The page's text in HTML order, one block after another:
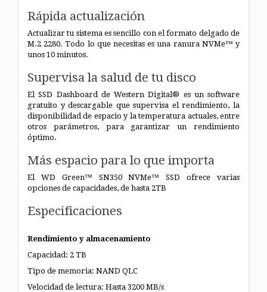
Rápida actualización
Actualizar tu sistema es sencillo con el formato delgado de
M.2 2280. Todo lo que necesitas es una ranura NVMe™ y
unos 10 minutos.
Supervisa la salud de tu disco
El SSD Dashboard de Western Digital® es un software
gratuito y descargable que supervisa el rendimiento, la
disponibilidad de espacio y la temperatura actuales, entre
otros parámetros, para garantizar un rendimiento
óptimo.
Más espacio para lo que importa
El WD Green™ SN350 NVMe™ SSD ofrece varias
opciones de capacidades, de hasta 2TB
Especificaciones
Rendimiento y almacenamiento
Capacidad: 2 TB
Tipo de memoria: NAND QLC
Velocidad de lectura: Hasta 3200 MB/s